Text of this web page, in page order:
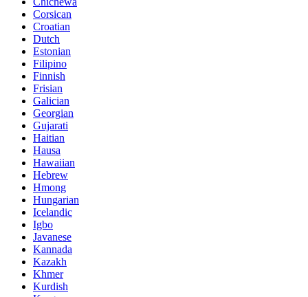
Corsican
Croatian
Dutch
Estonian
Filipino
Finnish
Frisian
Galician
Georgian
Gujarati
Haitian
Hausa
Hawaiian
Hebrew
Hmong
Hungarian
Icelandic
Igbo
Javanese
Kannada
Kazakh
Khmer
Kurdish